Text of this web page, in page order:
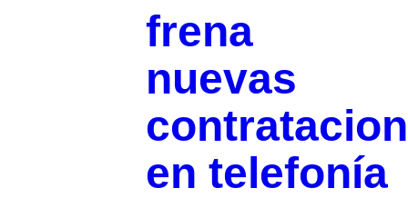
frena
nuevas
en telefonía